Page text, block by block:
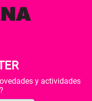
y actividades